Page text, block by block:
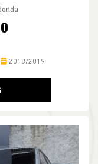
2018/2019